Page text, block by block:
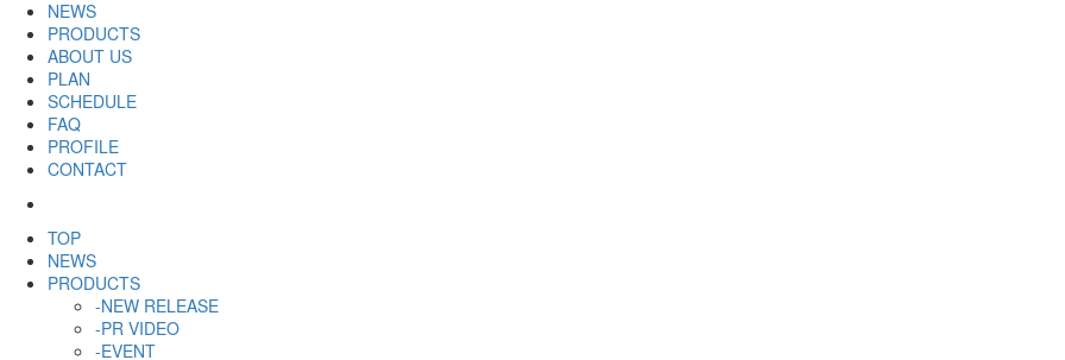
NEWS
PRODUCTS
ABOUT US
PLAN
SCHEDULE
FAQ
PROFILE
CONTACT
TOP
NEWS
PRODUCTS
-NEW RELEASE
-PR VIDEO
-EVENT